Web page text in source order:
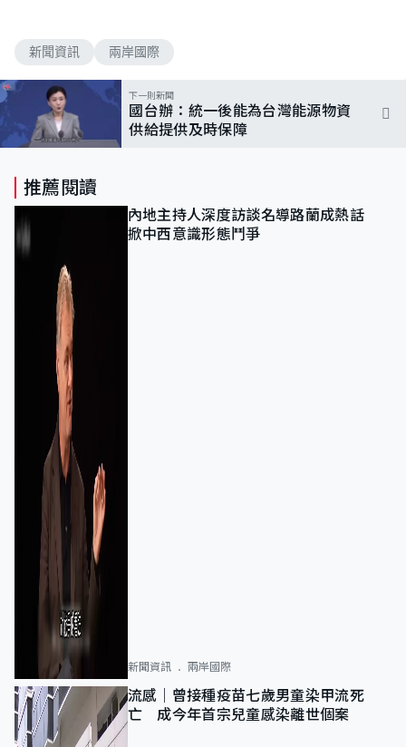
新聞資訊 兩岸國際
下一則新聞
國台辦：統一後能為台灣能源物資
供給提供及時保障
推薦閱讀
內地主持人深度訪談名導路蘭成熱話
掀中西意識形態鬥爭
新聞資訊 兩岸國際
流感｜曾接種疫苗七歲男童染甲流死
亡 成今年首宗兒童感染離世個案